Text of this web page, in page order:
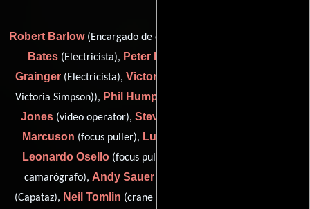
Robert Barlow(Encargado de equipamiento de cámara),
Bates (Electricista), Peter Davies
Grainger(Electricista), Victoria Hanna
Victoria Simpson)), Phil Humphries
Jones (video operator), Steve Kitchen
Marcuson (focus puller), Luke Myslowski
Leonardo Osello (focus puller),
camarógrafo), Andy Sauer(Iluminador),
(Capataz), Neil Tomlin (crane technician dailies) y